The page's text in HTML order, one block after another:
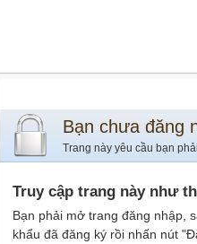
Bạn chưa đăng
Trang này yêu cầu bạn
Truy cập trang này như
Bạn phải mở trang đăng nhập,
khẩu đã đăng ký rồi nhấn nút